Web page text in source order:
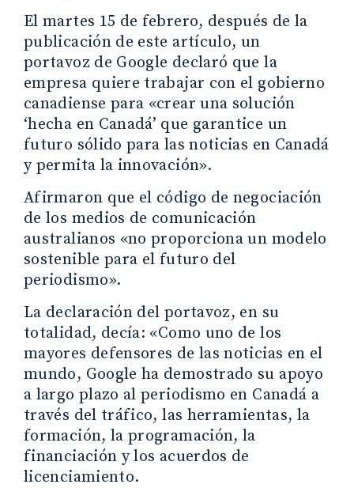
El martes 15 de febrero, después de la
publicación de este artículo, un
portavoz de Google declaró que la
empresa quiere trabajar con el gobierno
canadiense para «crear una solución
‘hecha en Canadá’ que garantice un
futuro sólido para las noticias en Canadá
y permita la innovación».
Afirmaron que el código de negociación
de los medios de comunicación
australianos «no proporciona un modelo
sostenible para el futuro del
periodismo».
La declaración del portavoz, en su
totalidad, decía: «Como uno de los
mayores defensores de las noticias en el
mundo, Google ha demostrado su apoyo
a largo plazo al periodismo en Canadá a
través del tráfico, las herramientas, la
formación, la programación, la
financiación y los acuerdos de
licenciamiento.